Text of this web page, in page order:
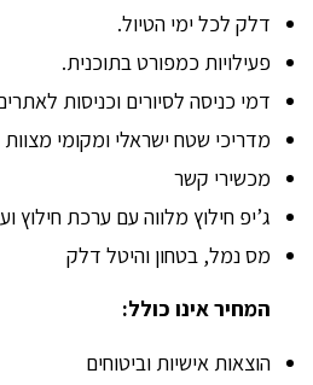
דלק לכל ימי הטיול.
פעילויות כמפורט בתוכנית.
דמי כניסה לסיורים וכניסות
מדריכי שטח ישראלי ומקומי מצוות
מכשירי קשר
ג’יפ חילוץ מלווה עם ערכת חילוץ
מס נמל, בטחון והיטל דלק
המחיר אינו כולל:
הוצאות אישיות וביטוחים